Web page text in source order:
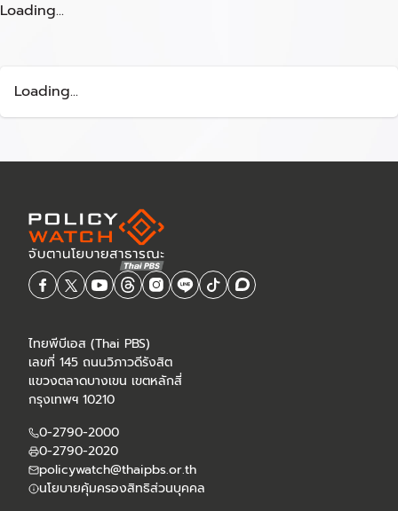
Loading...
Loading...
ไทยพีบีเอส (Thai PBS)
เลขที่ 145 ถนนวิภาวดีรังสิต
แขวงตลาดบางเขน เขตหลักสี่
กรุงเทพฯ 10210
0-2790-2000
0-2790-2020
policywatch@thaipbs.or.th
นโยบายคุ้มครองสิทธิส่วนบุคคล